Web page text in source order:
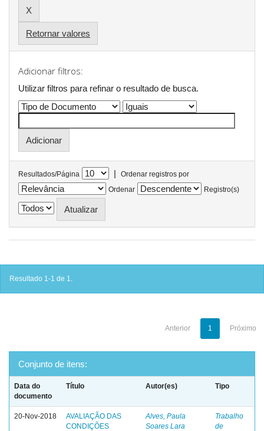
Retornar valores
Adicionar filtros:
Utilizar filtros para refinar o resultado de busca.
Resultados/Página |
Ordenar registros por
Ordenar
Registro(s)
Resultado 1-1 de 1.
Anterior 1 Próximo
Conjunto de itens:
Data do
documento
Título Autor(es) Tipo
20-Nov-2018
AVALIAÇÃO DAS
CONDIÇÕES
Alves, Paula
Soares Lara
Trabalho
de